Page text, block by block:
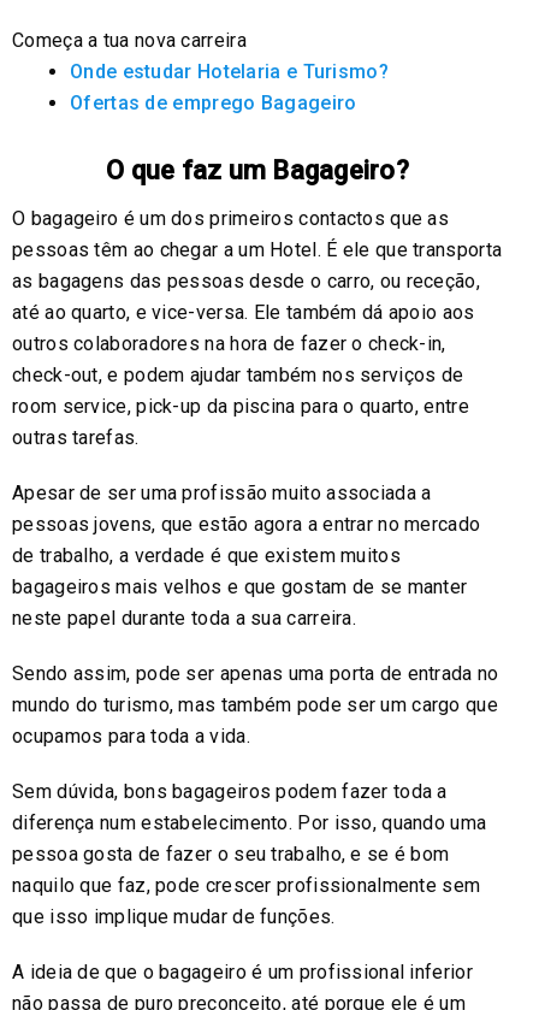
Começa a tua nova carreira
Onde estudar Hotelaria e Turismo?
Ofertas de emprego Bagageiro
O que faz um Bagageiro?
O bagageiro é um dos primeiros contactos que as
pessoas têm ao chegar a um Hotel. É ele que transporta
as bagagens das pessoas desde o carro, ou receção,
até ao quarto, e vice-versa. Ele também dá apoio aos
outros colaboradores na hora de fazer o check-in,
check-out, e podem ajudar também nos serviços de
room service, pick-up da piscina para o quarto, entre
outras tarefas.
Apesar de ser uma profissão muito associada a
pessoas jovens, que estão agora a entrar no mercado
de trabalho, a verdade é que existem muitos
bagageiros mais velhos e que gostam de se manter
neste papel durante toda a sua carreira.
Sendo assim, pode ser apenas uma porta de entrada no
mundo do turismo, mas também pode ser um cargo que
ocupamos para toda a vida.
Sem dúvida, bons bagageiros podem fazer toda a
diferença num estabelecimento. Por isso, quando uma
pessoa gosta de fazer o seu trabalho, e se é bom
naquilo que faz, pode crescer profissionalmente sem
que isso implique mudar de funções.
A ideia de que o bagageiro é um profissional inferior
não passa de puro preconceito, até porque ele é um